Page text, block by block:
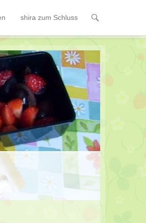
shira zum Schluss